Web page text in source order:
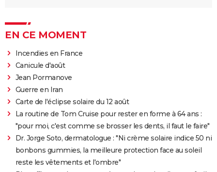
EN CE MOMENT
Incendies en France
Canicule d'août
Jean Pormanove
Guerre en Iran
Carte de l'éclipse solaire du 12 août
La routine de Tom Cruise pour rester en forme à 64 ans :
"pour moi, c'est comme se brosser les dents, il faut le faire"
Dr. Jorge Soto, dermatologue : "Ni crème solaire indice 50 ni
bonbons gummies, la meilleure protection face au soleil
reste les vêtements et l'ombre"